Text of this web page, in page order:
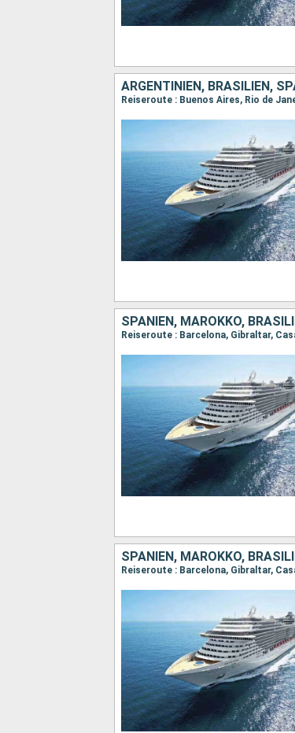
ARGENTINIEN, BRASILIEN,
Reiseroute : Buenos Aires, Rio de
SPANIEN, MAROKKO,
SPANIEN, MAROKKO,
Reiseroute : Barcelona, Gibraltar,